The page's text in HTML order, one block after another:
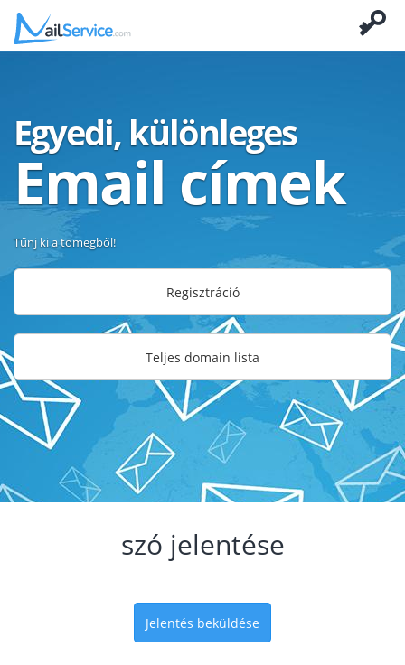
Egyedi, különleges
Email címek
Tűnj ki a tömegből!
Regisztráció
Teljes domain lista
szó jelentése
Jelentés beküldése